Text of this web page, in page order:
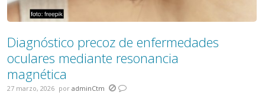
Diagnóstico precoz de enfermedades
oculares mediante resonancia
magnética
27 marzo, 2026 por adminCtm